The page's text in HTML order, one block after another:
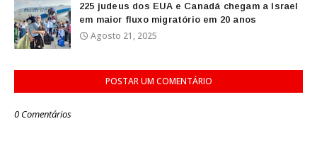
225 judeus dos EUA e Canadá chegam a Israel
em maior fluxo migratório em 20 anos
Agosto 21, 2025
POSTAR UM COMENTÁRIO
0 Comentários